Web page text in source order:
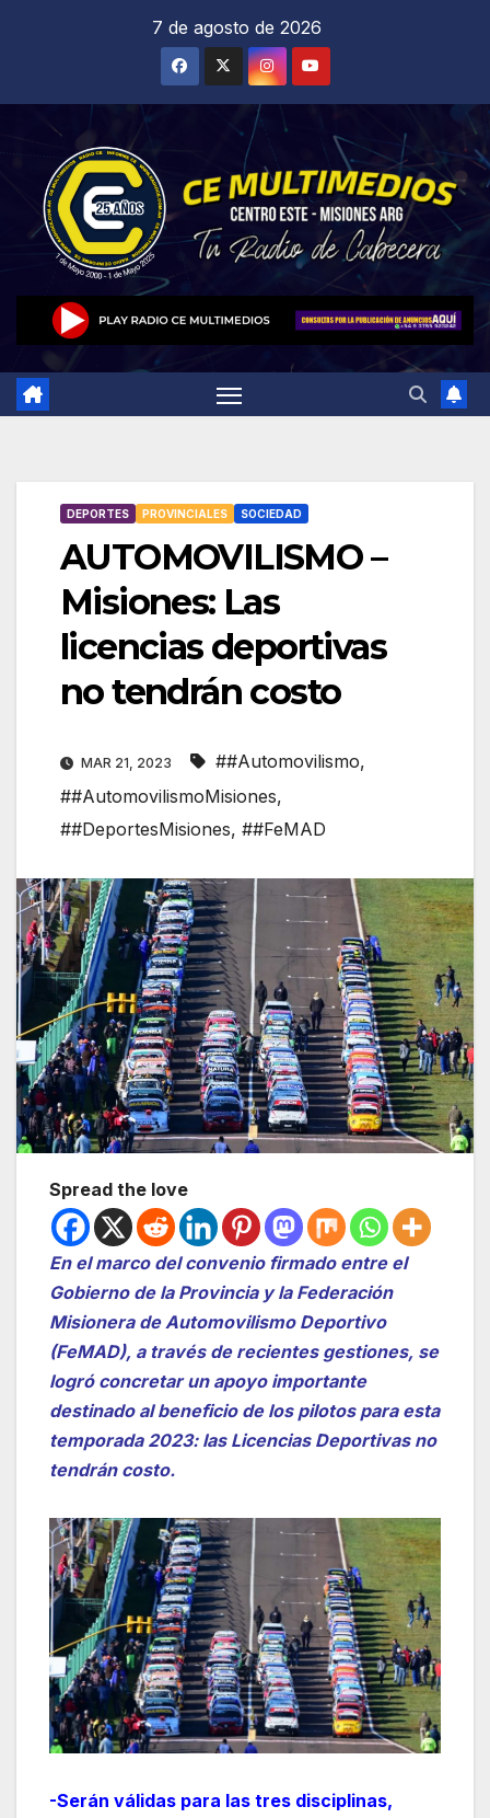
7 de agosto de 2026
DEPORTES PROVINCIALES SOCIEDAD
AUTOMOVILISMO –
Misiones: Las
licencias deportivas
no tendrán costo
MAR 21, 2023 ##Automovilismo,
##AutomovilismoMisiones,
##DeportesMisiones, ##FeMAD
Spread the love
En el marco del convenio firmado entre el
Gobierno de la Provincia y la Federación
Misionera de Automovilismo Deportivo
(FeMAD), a través de recientes gestiones, se
logró concretar un apoyo importante
destinado al beneficio de los pilotos para esta
temporada 2023: las Licencias Deportivas no
tendrán costo.
-Serán válidas para las tres disciplinas,